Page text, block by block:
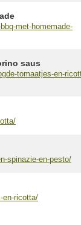
met-homemade-
saus
tomaatjes-en-
spinazie-en-pesto/
en-ricotta/